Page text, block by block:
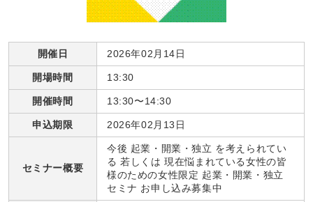
開催日 2026年02月14日
開場時間 13:30
開催時間 13:30〜14:30
申込期限 2026年02月13日
セミナー概要
今後 起業・開業・独立 を考えられてい
る 若しくは 現在悩まれている女性の皆
様のための女性限定 起業・開業・独立
セミナ お申し込み募集中